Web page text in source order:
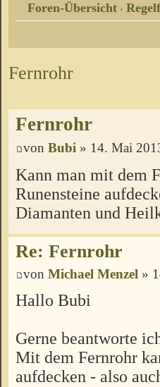
Foren-Übersicht ‹
Fernrohr
Fernrohr
von Bubi » 14. Mai
Kann man mit dem
Runensteine
Diamanten und
Re: Fernrohr
von Michael Menzel »
Hallo Bubi
Gerne beantworte
Mit dem Fernrohr
aufdecken - also